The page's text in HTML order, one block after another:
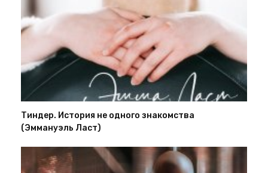
Тиндер. История не одного знакомства
(Эммануэль Ласт)